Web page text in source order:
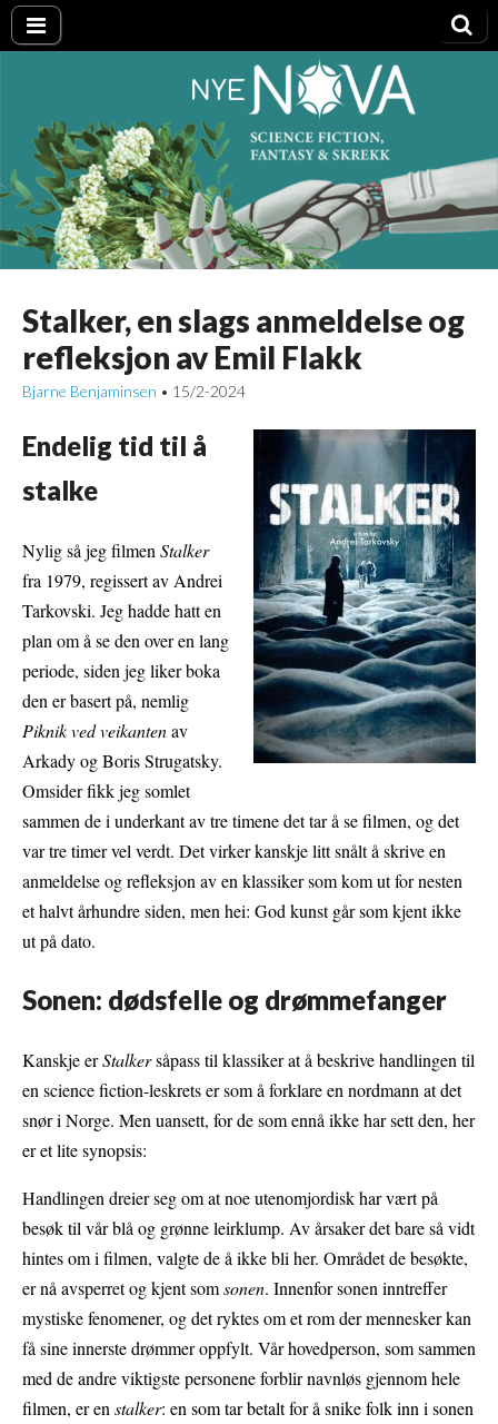
Nye NOVA
Stalker, en slags anmeldelse og
refleksjon av Emil Flakk
Bjarne Benjaminsen • 15/2-2024
Endelig tid til å
stalke
Nylig så jeg filmen Stalker
fra 1979, regissert av Andrei
Tarkovski. Jeg hadde hatt en
plan om å se den over en lang
periode, siden jeg liker boka
den er basert på, nemlig
Piknik ved veikantenav
Arkady og Boris Strugatsky.
Omsider fikk jeg somlet
sammen de i underkant av tre timene det tar å se filmen, og det
var tre timer vel verdt. Det virker kanskje litt snålt å skrive en
anmeldelse og refleksjon av en klassiker som kom ut for nesten
et halvt århundre siden, men hei: God kunst går som kjent ikke
ut på dato.
Sonen: dødsfelle og drømmefanger
Kanskje erStalkersåpass til klassiker at å beskrive handlingen til
en science fiction-leskrets er som å forklare en nordmann at det
snør i Norge. Men uansett, for de som ennå ikke har sett den, her
er et lite synopsis:
Handlingen dreier seg om at noe utenomjordisk har vært på
besøk til vår blå og grønne leirklump. Av årsaker det bare så vidt
hintes om i filmen, valgte de å ikke bli her. Området de besøkte,
er nå avsperret og kjent somsonen. Innenfor sonen inntreffer
mystiske fenomener, og det ryktes om et rom der mennesker kan
få sine innerste drømmer oppfylt. Vår hovedperson, som sammen
med de andre viktigste personene forblir navnløs gjennom hele
filmen, er en stalker: en som tar betalt for å snike folk inn i sonen